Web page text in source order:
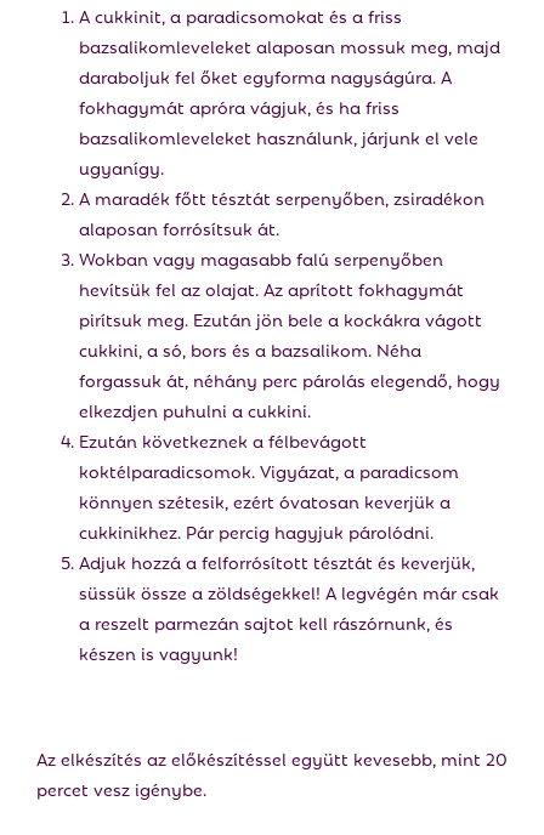
A cukkinit, a paradicsomokat és a friss
bazsalikomleveleket alaposan mossuk meg, majd
daraboljuk fel őket egyforma nagyságúra. A
fokhagymát apróra vágjuk, és ha friss
bazsalikomleveleket használunk, járjunk el vele
ugyanígy.
A maradék főtt tésztát serpenyőben, zsiradékon
alaposan forrósítsuk át.
Wokban vagy magasabb falú serpenyőben
hevítsük fel az olajat. Az aprított fokhagymát
pirítsuk meg. Ezután jön bele a kockákra vágott
cukkini, a só, bors és a bazsalikom. Néha
forgassuk át, néhány perc párolás elegendő, hogy
elkezdjen puhulni a cukkini.
Ezután következnek a félbevágott
koktélparadicsomok. Vigyázat, a paradicsom
könnyen szétesik, ezért óvatosan keverjük a
cukkinikhez. Pár percig hagyjuk párolódni.
Adjuk hozzá a felforrósított tésztát és keverjük,
süssük össze a zöldségekkel! A legvégén már csak
a reszelt parmezán sajtot kell rászórnunk, és
készen is vagyunk!
Az elkészítés az előkészítéssel együtt kevesebb, mint 20
percet vesz igénybe.